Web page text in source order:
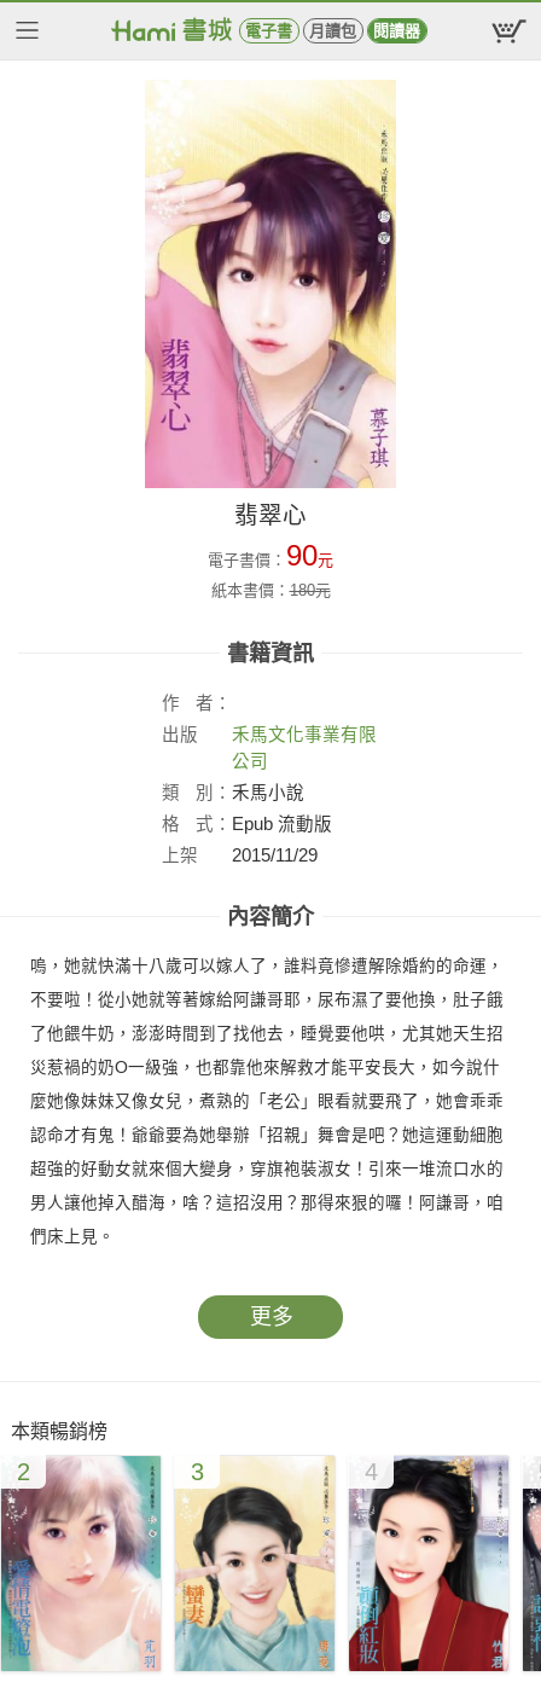
電子書 月讀包 閱讀器
翡翠心
電子書價： 90元
紙本書價：180元
書籍資訊
作
者：
出版
禾馬文化事業有限
公司
類
別： 禾馬小說
格
式： Epub 流動版
上架
2015/11/29
內容簡介
嗚，她就快滿十八歲可以嫁人了，誰料竟慘遭解除婚約的命運，
不要啦！從小她就等著嫁給阿謙哥耶，尿布濕了要他換，肚子餓
了他餵牛奶，澎澎時間到了找他去，睡覺要他哄，尤其她天生招
災惹禍的奶O一級強，也都靠他來解救才能平安長大，如今說什
麼她像妹妹又像女兒，煮熟的「老公」眼看就要飛了，她會乖乖
認命才有鬼！爺爺要為她舉辦「招親」舞會是吧？她這運動細胞
超強的好動女就來個大變身，穿旗袍裝淑女！引來一堆流口水的
男人讓他掉入醋海，啥？這招沒用？那得來狠的囉！阿謙哥，咱
們床上見。
更多
本類暢銷榜
2 3 4